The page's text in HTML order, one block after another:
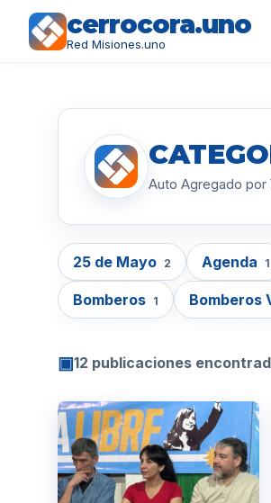
cerrocora.uno
Red Misiones.uno
Auto Agregado
25 de Mayo 2 Agenda 1
Bomberos 1 Bomberos
▣12 publicaciones